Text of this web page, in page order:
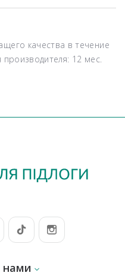
качества в течение
12 мес.
нами